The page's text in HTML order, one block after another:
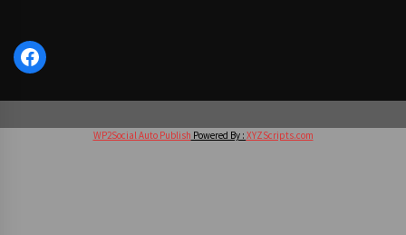
Facebook
WP2Social Auto Publish Powered By : XYZScripts.com